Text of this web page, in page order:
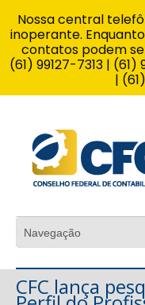
CFC lança
Nossa central
inoperante.
contatos podem
(61) 99127-7313 |
|